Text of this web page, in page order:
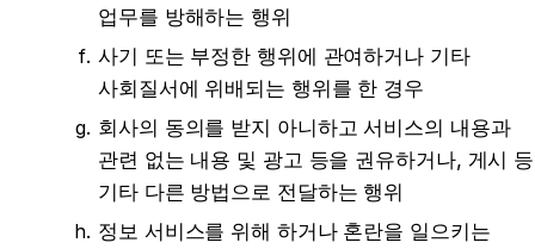
업무를 방해하는 행위
사기 또는 부정한 행위에 관여하거나 기타
사회질서에 위배되는 행위를 한 경우
회사의 동의를 받지 아니하고 서비스의 내용과
관련 없는 내용 및 광고 등을 권유하거나, 게시 등
기타 다른 방법으로 전달하는 행위
정보 서비스를 위해 하거나 혼란을 일으키는